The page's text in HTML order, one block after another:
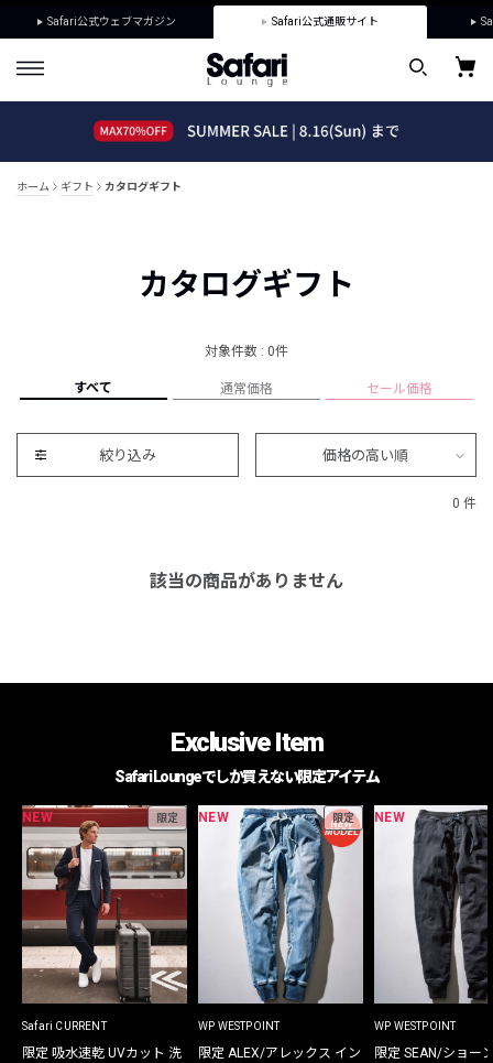
Safari公式ウェブマガジン Safari公式通販サイト
ホーム ギフト カタログギフト
カタログギフト
対象件数 : 0件
すべて 通常価格 セール価格
絞り込み 価格の高い順
0 件
該当の商品がありません
Exclusive Item
Safari Loungeでしか買えない限定アイテム
NEW 限定
Safari CURRENT
限定 吸水速乾 UVカット 洗
NEW 限定
WP WESTPOINT
限定 ALEX/アレックス イン
NEW
WP WESTPOINT
限定 SEAN/ショー